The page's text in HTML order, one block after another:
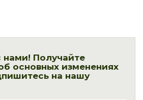
нами! Получайте
основных изменениях
на нашу